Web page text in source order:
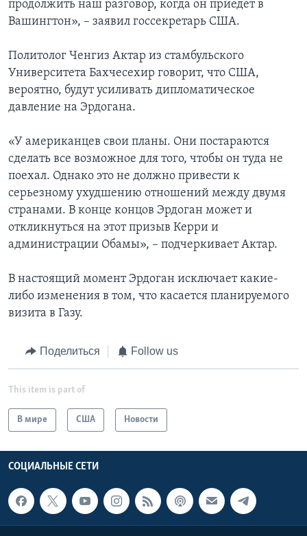
продолжить наш разговор, когда он приедет в
Вашингтон», – заявил госсекретарь США.
Политолог Ченгиз Актар из стамбульского
Университета Бахчесехир говорит, что США,
вероятно, будут усиливать дипломатическое
давление на Эрдогана.
«У американцев свои планы. Они постараются
сделать все возможное для того, чтобы он туда не
поехал. Однако это не должно привести к
серьезному ухудшению отношений между двумя
странами. В конце концов Эрдоган может и
откликнуться на этот призыв Керри и
администрации Обамы», – подчеркивает Актар.
В настоящий момент Эрдоган исключает какие-
либо изменения в том, что касается планируемого
визита в Газу.
Поделиться Follow us
This item is part of
В мире США Новости
СОЦИАЛЬНЫЕ СЕТИ